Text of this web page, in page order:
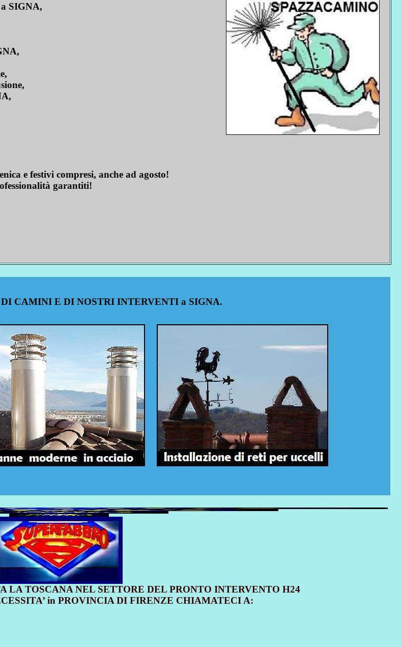
SIGNA,
e festivi compresi, anche ad agosto!
garantiti!
CAMINI E DI NOSTRI INTERVENTI a SIGNA.
LA TOSCANA NEL SETTORE DEL PRONTO INTERVENTO H24
in PROVINCIA DI FIRENZE CHIAMATECI A: